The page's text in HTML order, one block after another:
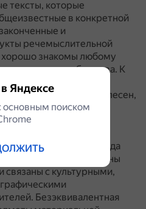
тексты, которые
в конкретной
и
речемыслительной
хорошо знакомы любому
сообщества. К
например,
из популярных песен,
названия
имеют прямого перевода
Эти слова уникальны
связаны с культурными,
Безэквивалентная
Яндексе
основным поиском